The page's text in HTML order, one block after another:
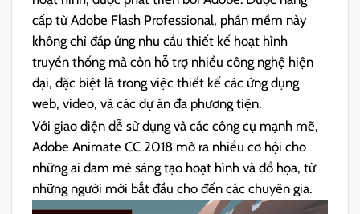
cấp từ Adobe Flash Professional, phần mềm này
không chỉ đáp ứng nhu cầu thiết kế hoạt hình
truyền thống mà còn hỗ trợ nhiều công nghệ hiện
đại, đặc biệt là trong việc thiết kế các ứng dụng
web, video, và các dự án đa phương tiện.
Với giao diện dễ sử dụng và các công cụ mạnh mẽ,
Adobe Animate CC 2018 mở ra nhiều cơ hội cho
những ai đam mê sáng tạo hoạt hình và đồ họa, từ
những người mới bắt đầu cho đến các chuyên gia.